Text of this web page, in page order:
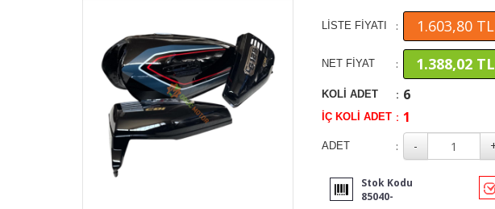
LİSTE FİYATI : 1.603,80 TL
NET FİYAT : 1.388,02 TL
KOLİ ADET : 6
İÇ KOLİ ADET : 1
ADET :
Stok Kodu
85040-